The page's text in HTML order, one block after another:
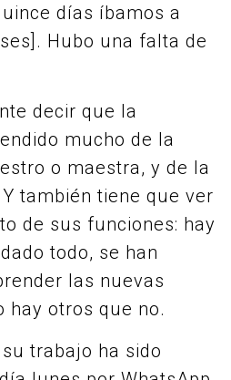
días íbamos a
Hubo una falta de
decir que la
mucho de la
o maestra, y de la
también tiene que ver
de sus funciones: hay
todo, se han
las nuevas
hay otros que no.
trabajo ha sido